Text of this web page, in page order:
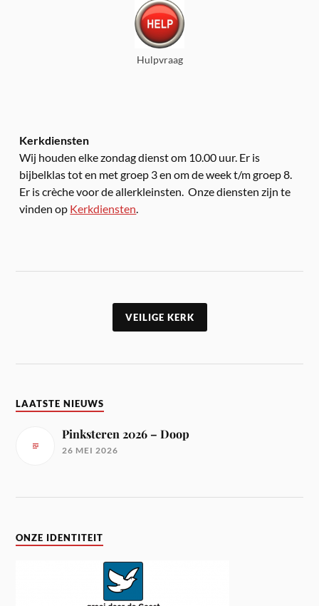
Hulpvraag
Kerkdiensten
Wij houden elke zondag dienst om 10.00 uur. Er is
bijbelklas tot en met groep 3 en om de week t/m groep 8.
Er is crèche voor de allerkleinsten. Onze diensten zijn te
vinden op Kerkdiensten.
VEILIGE KERK
LAATSTE NIEUWS
Pinksteren 2026 – Doop
26 MEI 2026
ONZE IDENTITEIT